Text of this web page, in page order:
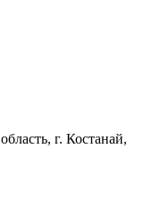
г. Костанай,